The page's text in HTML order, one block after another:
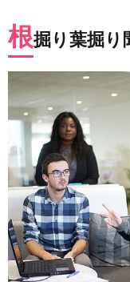
根掘り葉掘り